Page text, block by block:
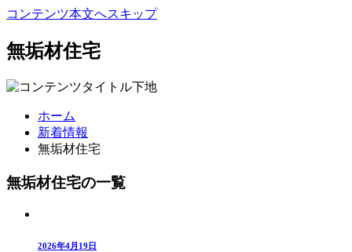
コンテンツ本文へスキップ
無垢材住宅
ホーム
新着情報
無垢材住宅
無垢材住宅の一覧
2026年4月19日